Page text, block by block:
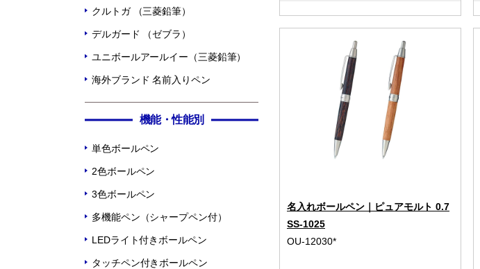
クルトガ （三菱鉛筆）
デルガード （ゼブラ）
ユニボールアールイー（三菱鉛筆）
海外ブランド 名前入りペン
機能・性能別
単色ボールペン
2色ボールペン
3色ボールペン
多機能ペン（シャープペン付）
LEDライト付きボールペン
タッチペン付きボールペン
名入れボールペン｜ピュアモルト 0.7
SS-1025
OU-12030*